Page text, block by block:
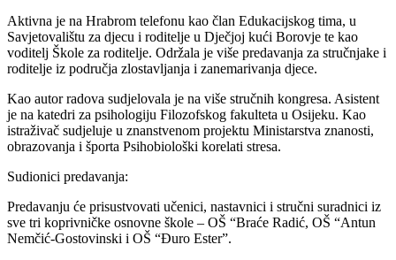
Aktivna je na Hrabrom telefonu kao član Edukacijskog tima, u
Savjetovalištu za djecu i roditelje u Dječjoj kući Borovje te kao
voditelj Škole za roditelje. Održala je više predavanja za stručnjake i
roditelje iz područja zlostavljanja i zanemarivanja djece.
Kao autor radova sudjelovala je na više stručnih kongresa. Asistent
je na katedri za psihologiju Filozofskog fakulteta u Osijeku. Kao
istraživač sudjeluje u znanstvenom projektu Ministarstva znanosti,
obrazovanja i športa Psihobiološki korelati stresa.
Sudionici predavanja:
Predavanju će prisustvovati učenici, nastavnici i stručni suradnici iz
sve tri koprivničke osnovne škole – OŠ “Braće Radić, OŠ “Antun
Nemčić-Gostovinski i OŠ “Đuro Ester”.